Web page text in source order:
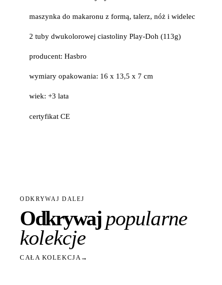
maszynka do makaronu z formą, talerz, nóż i widelec
2 tuby dwukolorowej ciastoliny Play-Doh (113g)
producent: Hasbro
wymiary opakowania: 16 x 13,5 x 7 cm
wiek: +3 lata
certyfikat CE
ODKRYWAJ DALEJ
Odkrywajpopularne
kolekcje
CAŁA KOLEKCJA →